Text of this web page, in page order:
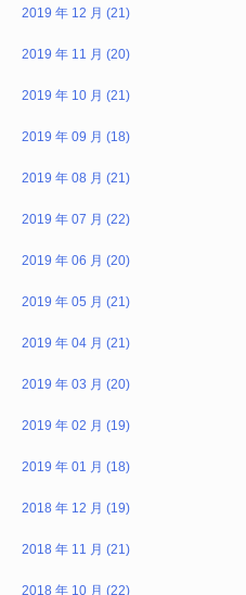
2019 年 12 月 (21)
2019 年 11 月 (20)
2019 年 10 月 (21)
2019 年 09 月 (18)
2019 年 08 月 (21)
2019 年 07 月 (22)
2019 年 06 月 (20)
2019 年 05 月 (21)
2019 年 04 月 (21)
2019 年 03 月 (20)
2019 年 02 月 (19)
2019 年 01 月 (18)
2018 年 12 月 (19)
2018 年 11 月 (21)
2018 年 10 月 (22)